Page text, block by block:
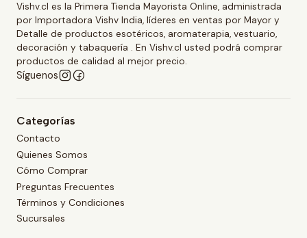
Vishv.cl es la Primera Tienda Mayorista Online, administrada
por Importadora Vishv India, líderes en ventas por Mayor y
Detalle de productos esotéricos, aromaterapia, vestuario,
decoración y tabaquería . En Vishv.cl usted podrá comprar
productos de calidad al mejor precio.
Síguenos
Categorías
Contacto
Quienes Somos
Cómo Comprar
Preguntas Frecuentes
Términos y Condiciones
Sucursales